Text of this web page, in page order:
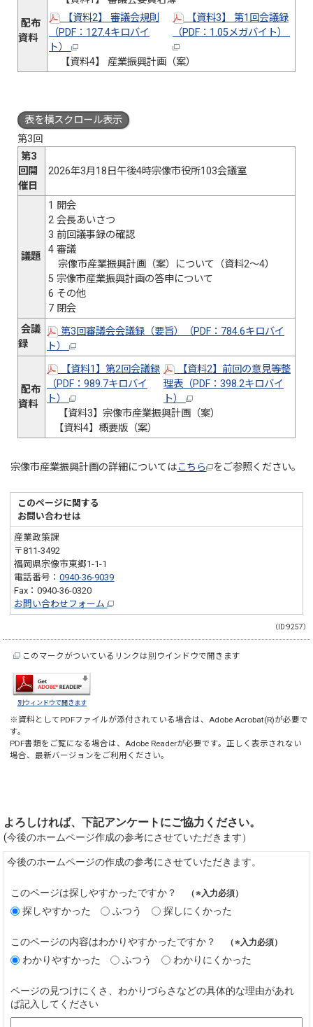
配布
資料
【資料2】 審議会規則
（PDF：127.4キロバイ
ト）
【資料3】 第1回会議録
（PDF：1.05メガバイト）
【資料4】 産業振興計画（案）
表を横スクロール表示
第3回
第3
回開
催日
2026年3月18日午後4時宗像市役所103会議室
議題
1 開会
2 会長あいさつ
3 前回議事録の確認
4 審議
宗像市産業振興計画（案）について（資料2～4）
5 宗像市産業振興計画の答申について
6 その他
7 閉会
会議
録
第3回審議会会議録（要旨）（PDF：784.6キロバイ
ト）
配布
資料
【資料1】第2回会議録
（PDF：989.7キロバイ
ト）
【資料2】前回の意見等整
理表（PDF：398.2キロバイ
ト）
【資料3】宗像市産業振興計画（案）
【資料4】概要版（案）
宗像市産業振興計画の詳細についてはこちら をご参照ください。
このページに関する
お問い合わせは
産業政策課
〒811-3492
福岡県宗像市東郷1-1-1
電話番号：0940-36-9039
Fax：0940-36-0320
お問い合わせフォーム
（ID:9257）
このマークがついているリンクは別ウインドウで開きます
別ウィンドウで開きます
※資料としてPDFファイルが添付されている場合は、 Adobe Acrobat(R)が必要で
す。
PDF書類をご覧になる場合は、 Adobe Readerが必要です。正しく表示されない
場合、最新バージョンをご利用ください。